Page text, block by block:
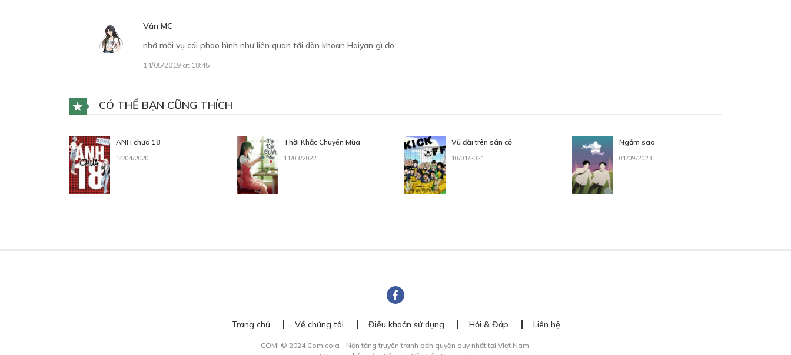
Vân MC
nhớ mỗi vụ cái phao hình như liên quan tới dàn khoan Haiyan gì đo
14/05/2019 at 18:45
CÓ THỂ BẠN CŨNG THÍCH
ANH chưa 18
14/04/2020
Thời Khắc Chuyển Mùa
11/03/2022
Vũ đài trên sân cỏ
10/01/2021
Ngắm sao
01/09/2023
Trang chủ Về chúng tôi Điều khoản sử dụng Hỏi & Đáp Liên hệ
COMI © 2024 Comicola - Nền tảng truyện tranh bản quyền duy nhất tại Việt Nam.